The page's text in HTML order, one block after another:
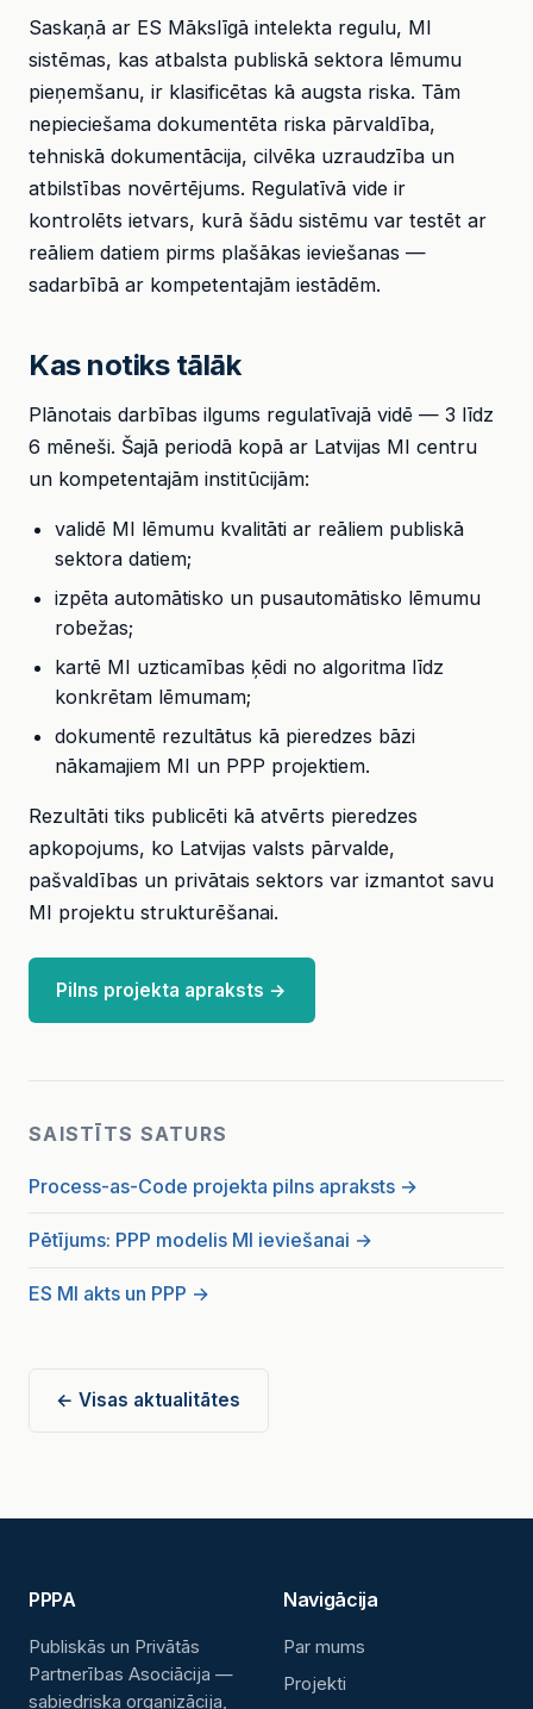
Saskaņā ar ES Mākslīgā intelekta regulu, MI
sistēmas, kas atbalsta publiskā sektora lēmumu
pieņemšanu, ir klasificētas kā augsta riska. Tām
nepieciešama dokumentēta riska pārvaldība,
tehniskā dokumentācija, cilvēka uzraudzība un
atbilstības novērtējums. Regulatīvā vide ir
kontrolēts ietvars, kurā šādu sistēmu var testēt ar
reāliem datiem pirms plašākas ieviešanas —
sadarbībā ar kompetentajām iestādēm.
Kas notiks tālāk
Plānotais darbības ilgums regulatīvajā vidē — 3 līdz
6 mēneši. Šajā periodā kopā ar Latvijas MI centru
un kompetentajām institūcijām:
validē MI lēmumu kvalitāti ar reāliem publiskā
sektora datiem;
izpēta automātisko un pusautomātisko lēmumu
robežas;
kartē MI uzticamības ķēdi no algoritma līdz
konkrētam lēmumam;
dokumentē rezultātus kā pieredzes bāzi
nākamajiem MI un PPP projektiem.
Rezultāti tiks publicēti kā atvērts pieredzes
apkopojums, ko Latvijas valsts pārvalde,
pašvaldības un privātais sektors var izmantot savu
MI projektu strukturēšanai.
Pilns projekta apraksts →
SAISTĪTS SATURS
Process-as-Code projekta pilns apraksts →
Pētījums: PPP modelis MI ieviešanai →
ES MI akts un PPP →
← Visas aktualitātes
PPPA
Publiskās un Privātās
Partnerības Asociācija —
sabiedriska organizācija,
Navigācija
Par mums
Projekti